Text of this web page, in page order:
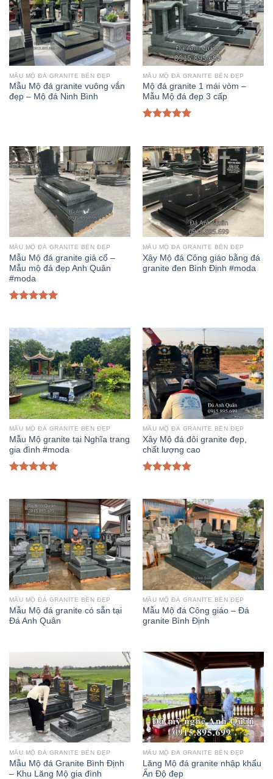
MẪU MỘ ĐÁ GRANITE BỀN ĐẸP
Mẫu Mộ đá granite vuông vắn
đẹp – Mộ đá Ninh Bình
MẪU MỘ ĐÁ GRANITE BỀN ĐẸP
Mộ đá granite 1 mái vòm –
Mẫu Mộ đá đẹp 3 cấp
sao
MẪU MỘ ĐÁ GRANITE BỀN ĐẸP
Mẫu Mộ đá granite giả cổ –
Mẫu mộ đá đẹp Anh Quân
#moda
sao
MẪU MỘ ĐÁ GRANITE BỀN ĐẸP
Xây Mộ đá Công giáo bằng đá
granite đen Bình Định #moda
MẪU MỘ ĐÁ GRANITE BỀN ĐẸP
Mẫu Mộ granite tại Nghĩa trang
gia đình #moda
sao
MẪU MỘ ĐÁ GRANITE BỀN ĐẸP
Xây Mộ đá đôi granite đẹp,
chất lượng cao
sao
MẪU MỘ ĐÁ GRANITE BỀN ĐẸP
Mẫu Mộ đá granite có sẵn tại
Đá Anh Quân
MẪU MỘ ĐÁ GRANITE BỀN ĐẸP
Mẫu Mộ đá Công giáo – Đá
granite Bình Định
MẪU MỘ ĐÁ GRANITE BỀN ĐẸP
Mẫu Mộ đá Granite Bình Định
– Khu Lăng Mộ gia đình
MẪU MỘ ĐÁ GRANITE BỀN ĐẸP
Lăng Mộ đá granite nhập khẩu
Ấn Độ đẹp